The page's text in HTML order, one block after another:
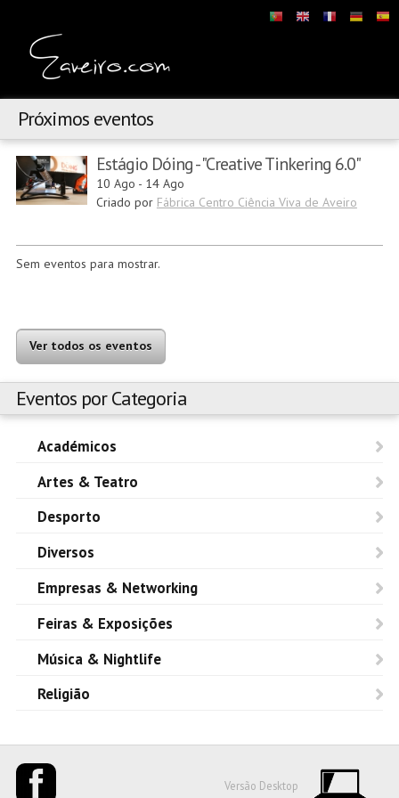
Próximos eventos
Estágio Dóing - "Creative Tinkering 6.0"
10 Ago - 14 Ago
Criado por Fábrica Centro Ciência Viva de Aveiro
Sem eventos para mostrar.
Ver todos os eventos
Eventos por Categoria
Académicos
Artes & Teatro
Desporto
Diversos
Empresas & Networking
Feiras & Exposições
Música & Nightlife
Religião
Versão Desktop